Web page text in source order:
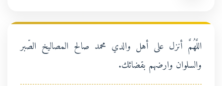
اللَّهُمَّ أنزل على أهل والدي محمد صالح المصاليخ الصّبر
والسلوان وارضهم بقضائك.